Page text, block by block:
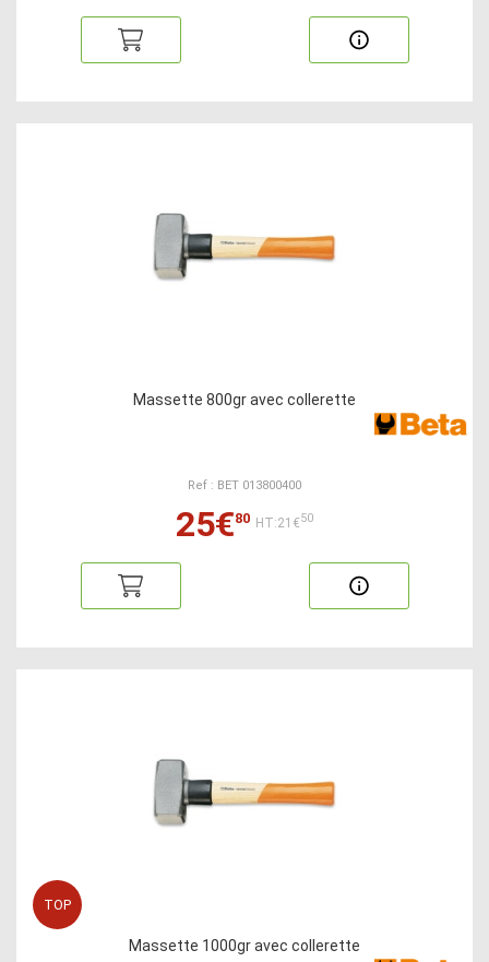
Massette 800gr avec collerette
Ref : BET 013800400
25€80 HT:21€50
Massette 1000gr avec collerette
TOP